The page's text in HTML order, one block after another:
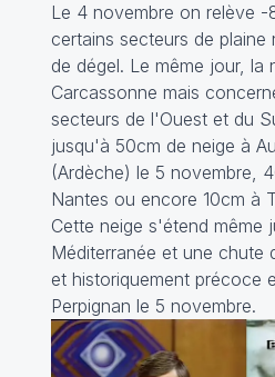
Le 4 novembre on relève -
certains secteurs de plaine
de dégel. Le même jour, la
Carcassonne mais
secteurs de l'Ouest et du
jusqu'à 50cm de neige à
(Ardèche) le 5 novembre,
Nantes ou encore 10cm à
Cette neige s'étend même
Méditerranée et une chute
et historiquement précoce
Perpignan le 5 novembre.